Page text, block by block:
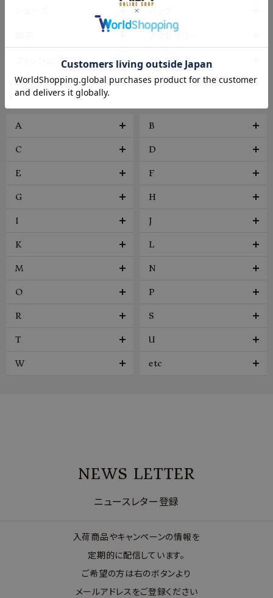
アクセサリー
ファッション雑貨 ヴィンテージ
BRAND
A B
C D
E F
G H
I J
K L
M N
O P
R S
T U
W etc
NEWS LETTER
ニュースレター登録
入荷商品やキャンペーンの情報を
定期的に配信しています。
ご希望の方は右のボタンより
メールアドレスをご登録ください